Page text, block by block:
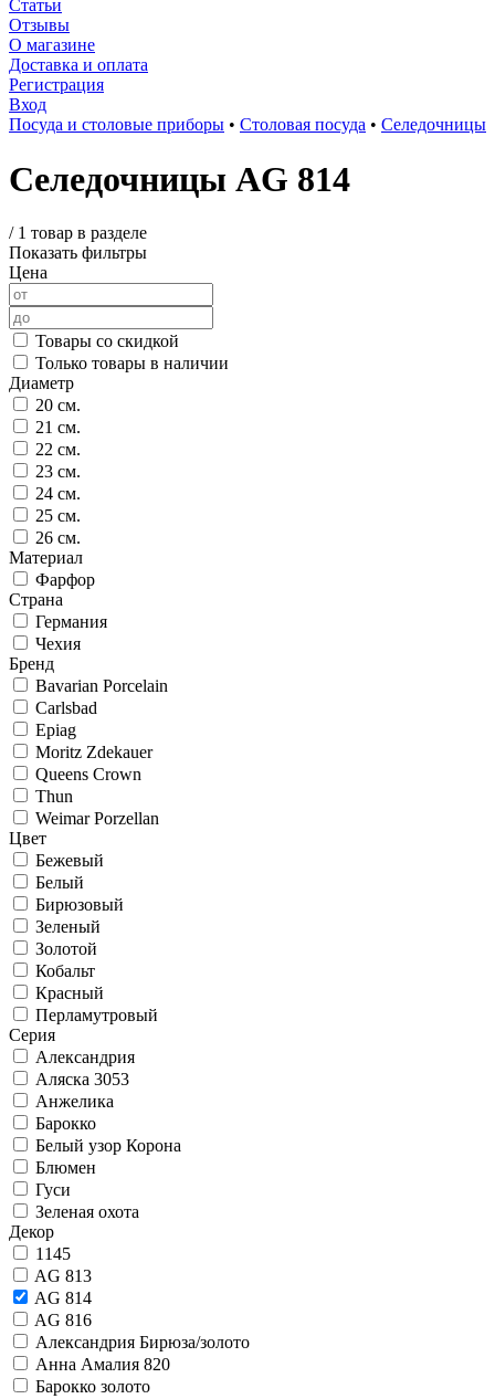
Статьи
Отзывы
О магазине
Доставка и оплата
Регистрация
Вход
Посуда и столовые приборы • Столовая посуда • Селедочницы
Селедочницы AG 814
/ 1 товар в разделе
Показать фильтры
Цена
Товары со скидкой
Только товары в наличии
Диаметр
20 см.
21 см.
22 см.
23 см.
24 см.
25 см.
26 см.
Материал
Фарфор
Страна
Германия
Чехия
Бренд
Bavarian Porcelain
Carlsbad
Epiag
Moritz Zdekauer
Queens Crown
Thun
Weimar Porzellan
Цвет
Бежевый
Белый
Бирюзовый
Зеленый
Золотой
Кобальт
Красный
Перламутровый
Серия
Александрия
Аляска 3053
Анжелика
Барокко
Белый узор Корона
Блюмен
Гуси
Зеленая охота
Декор
1145
AG 813
AG 814
AG 816
Александрия Бирюза/золото
Анна Амалия 820
Барокко золото